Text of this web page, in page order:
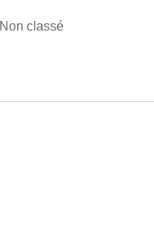
Non classé